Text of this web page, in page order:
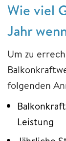
Wie viel
Jahr
Um zu
folgenden
Leistung